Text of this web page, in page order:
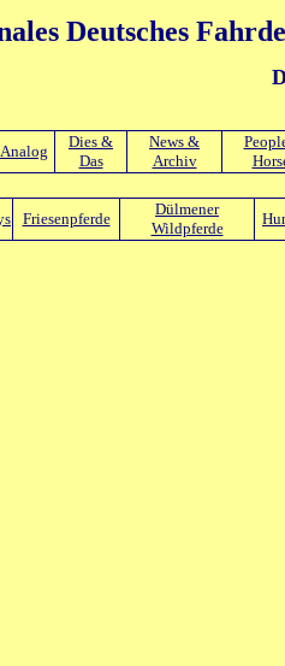
Deutsches
Analog
Dies &
Das
News &
Archiv
Friesenpferde
Dülmener
Wildpferde